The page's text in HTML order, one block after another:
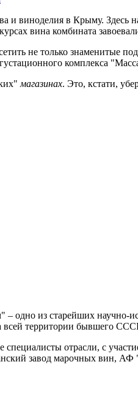
и виноделия в Крыму. Здесь
вина комбината
не только знаменитые
комплекса
магазинах. Это, кстати,
одно из старейших научно-
всей территории бывшего
отрасли, с
завод марочных вин, АФ